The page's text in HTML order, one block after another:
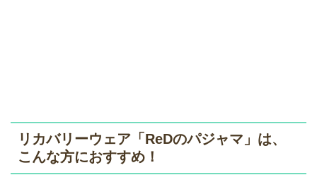
リカバリーウェア「ReDのパジャマ」は、
こんな方におすすめ！